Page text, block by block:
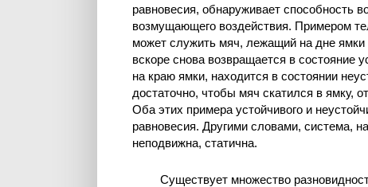
равновесия, обнаруживает способность
возмущающего воздействия. Примером
может служить мяч, лежащий на дне ямки
вскоре снова возвращается в состояние
на краю ямки, находится в состоянии
достаточно, чтобы мяч скатился в ямку,
Оба этих примера устойчивого и
равновесия. Другими словами, система,
неподвижна, статична.
Существует множество